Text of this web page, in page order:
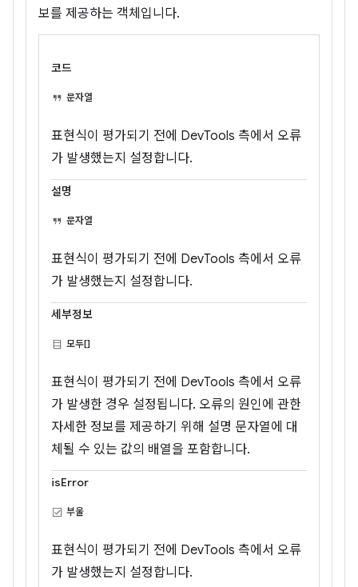
보를 제공하는 객체입니다.
코드
문자열
표현식이 평가되기 전에 DevTools 측에서 오류
가 발생했는지 설정합니다.
설명
문자열
표현식이 평가되기 전에 DevTools 측에서 오류
가 발생했는지 설정합니다.
세부정보
모두[]
표현식이 평가되기 전에 DevTools 측에서 오류
가 발생한 경우 설정됩니다. 오류의 원인에 관한
자세한 정보를 제공하기 위해 설명 문자열에 대
체될 수 있는 값의 배열을 포함합니다.
isError
부울
표현식이 평가되기 전에 DevTools 측에서 오류
가 발생했는지 설정합니다.